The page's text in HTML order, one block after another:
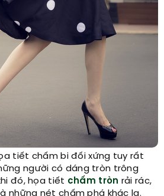
tiết chấm bi đối xứng tuy rất
người có dáng tròn trông
đó, họa tiết chấm tròn rải rác,
những nét chấm phá khác lạ.